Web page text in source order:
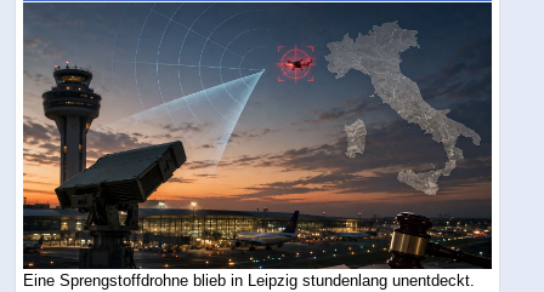
Eine Sprengstoffdrohne blieb in Leipzig stundenlang unentdeckt.